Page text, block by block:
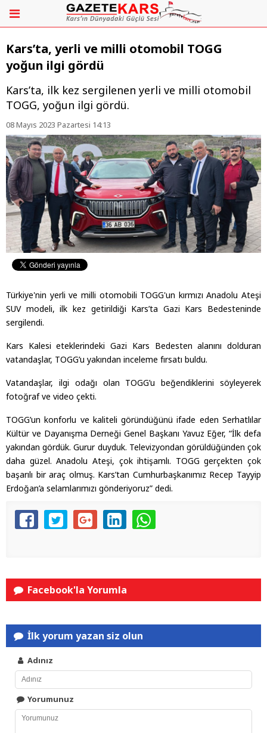
Kars’ta, yerli ve milli otomobil TOGG
yoğun ilgi gördü
Kars’ta, ilk kez sergilenen yerli ve milli otomobil
TOGG, yoğun ilgi gördü.
08 Mayıs 2023 Pazartesi 14:13
Türkiye'nin yerli ve milli otomobili TOGG'un kırmızı Anadolu Ateşi
SUV modeli, ilk kez getirildiği Kars’ta Gazi Kars Bedesteninde
sergilendi.
Kars Kalesi eteklerindeki Gazi Kars Bedesten alanını dolduran
vatandaşlar, TOGG’u yakından inceleme fırsatı buldu.
Vatandaşlar, ilgi odağı olan TOGG’u beğendiklerini söyleyerek
fotoğraf ve video çekti.
TOGG’un konforlu ve kaliteli göründüğünü ifade eden Serhatlılar
Kültür ve Dayanışma Derneği Genel Başkanı Yavuz Eğer, “İlk defa
yakından gördük. Gurur duyduk. Televizyondan görüldüğünden çok
daha güzel. Anadolu Ateşi, çok ihtişamlı. TOGG gerçekten çok
başarılı bir araç olmuş. Kars’tan Cumhurbaşkanımız Recep Tayyip
Erdoğan’a selamlarımızı gönderiyoruz” dedi.
Facebook'la Yorumla
İlk yorum yazan siz olun
Adınız
Yorumunuz